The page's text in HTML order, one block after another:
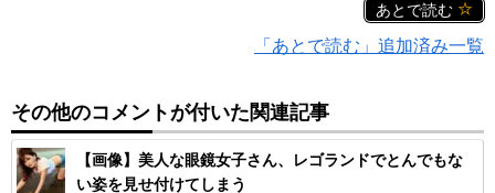
あとで読む
「あとで読む」追加済み一覧
その他のコメントが付いた関連記事
【画像】美人な眼鏡女子さん、レゴランドでとんでもな
い姿を見せ付けてしまう